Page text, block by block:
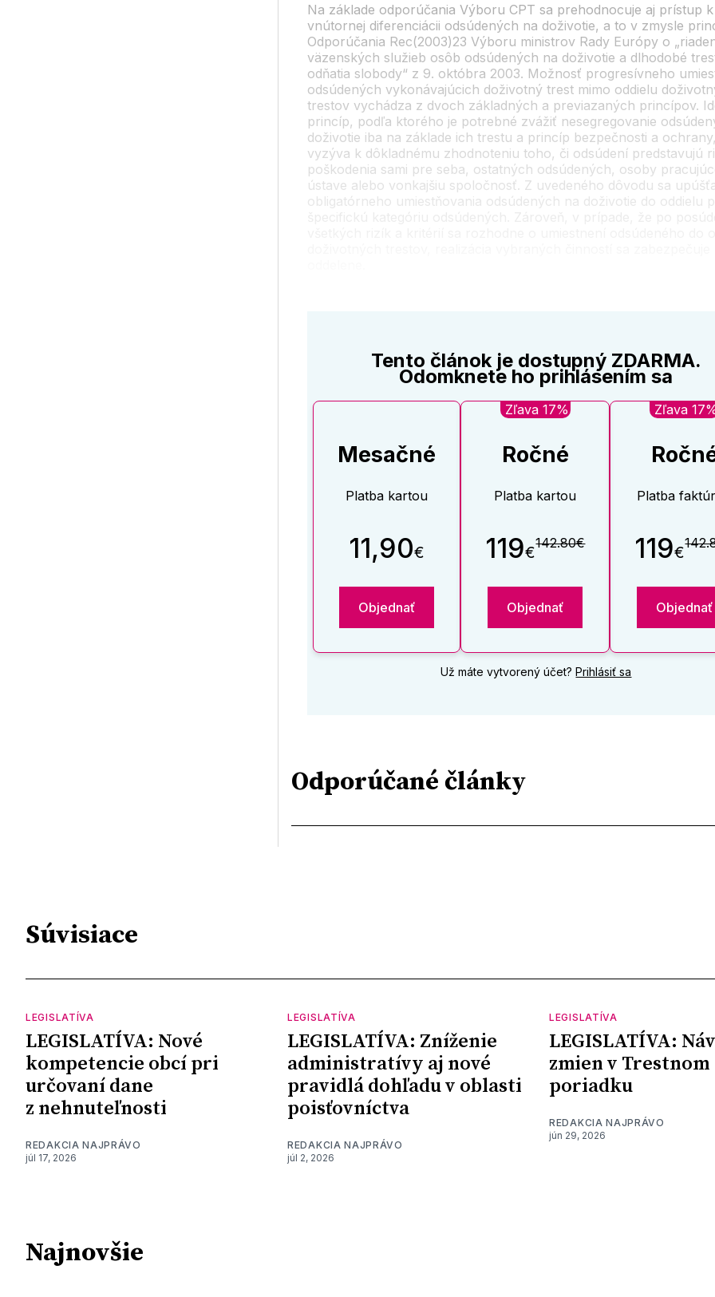
Na základe odporúčania Výboru CPT sa prehodnocuje aj prístup k
vnútornej diferenciácii odsúdených na doživotie, a to v zmysle
Odporúčania Rec(2003)23 Výboru ministrov Rady Európy o
väzenských služieb osôb odsúdených na doživotie a dlhodobé
odňatia slobody“ z 9. októbra 2003. Možnosť progresívneho
odsúdených vykonávajúcich doživotný trest mimo oddielu
trestov vychádza z dvoch základných a previazaných princípov.
princíp, podľa ktorého je potrebné zvážiť nesegregovanie
doživotie iba na základe ich trestu a princíp bezpečnosti a
vyzýva k dôkladnému zhodnoteniu toho, či odsúdení predstavujú
poškodenia sami pre seba, ostatných odsúdených, osoby
ústave alebo vonkajšiu spoločnosť. Z uvedeného dôvodu sa
obligatórneho umiestňovania odsúdených na doživotie do oddielu
Tento článok je dostupný ZDARMA.
Odomknete ho prihlásením sa
Mesačné
Platba kartou
11,90€
Objednať
Zľava 17%
Ročné
Platba kartou
119€142.80€
Objednať
Zľava
Platba
119€
Objednať
Už máte vytvorený účet?Prihlásiť sa
Odporúčané články
Súvisiace
LEGISLATÍVA
LEGISLATÍVA: Nové
kompetencie obcí pri
určovaní dane
z nehnuteľnosti
REDAKCIA NAJPRÁVO
júl 17, 2026
LEGISLATÍVA
LEGISLATÍVA: Zníženie
administratívy aj nové
pravidlá dohľadu v oblasti
poisťovníctva
REDAKCIA NAJPRÁVO
júl 2, 2026
LEGISLATÍVA
LEGISLATÍVA:
zmien v Trestnom
poriadku
REDAKCIA NAJPRÁVO
jún 29, 2026
Najnovšie